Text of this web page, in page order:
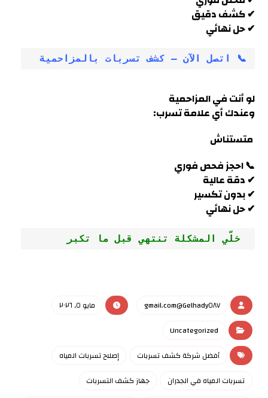
✔ كشف دقيق
✔ حل نهائي
📞 اتصل الآن – كشف تسربات بالمزاحمية
لو أنت فيالمزاحمية
وعندك أي علامة تسرب:
متستناش
📞 احجز فحص فوري
✔ دقة عالية
✔ بدون تكسير
✔ حل نهائي
خلّي المشكلة تنتهي قبل ما تكبر
Gelhady٥٨٧@gmail.com
مايو ٥, ٢٠٢٦
Uncategorized
أفضل شركة كشف تسربات
إصلاح تسربات المياه
تسربات المياه في الجدران
جهاز كشف التسربات